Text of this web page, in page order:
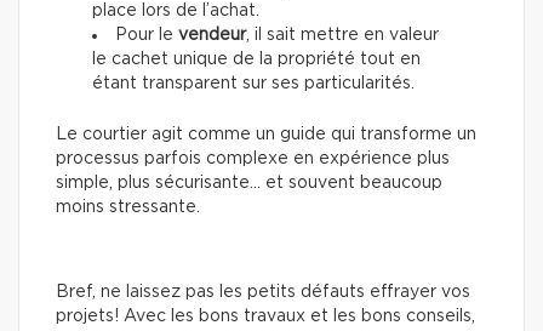
place lors de l’achat.
Pour le vendeur, il sait mettre en valeur
le cachet unique de la propriété tout en
étant transparent sur ses particularités.
Le courtier agit comme un guide qui transforme un
processus parfois complexe en expérience plus
simple, plus sécurisante… et souvent beaucoup
moins stressante.
Bref, ne laissez pas les petits défauts effrayer vos
projets! Avec les bons travaux et les bons conseils,